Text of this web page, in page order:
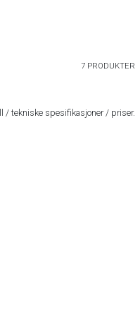
7 PRODUKTER
/ tekniske spesifikasjoner / priser.